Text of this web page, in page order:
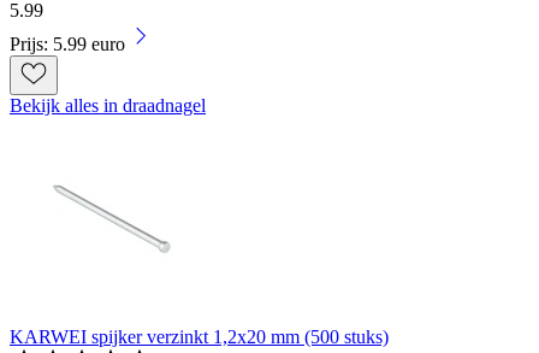
5.99
Prijs: 5.99 euro
Bekijk alles in draadnagel
KARWEI spijker verzinkt 1,2x20 mm (500 stuks)